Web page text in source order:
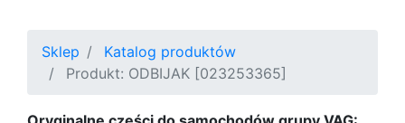
Sklep
Katalog produktów
Produkt: ODBIJAK [023253365]